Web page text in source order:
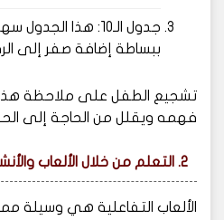
جدول الـ10: هذا
ببساطة إضافة صفر إلى
تشجيع الطفل على ملاحظة هذه
فهمه ويقلل من الحاجة إلى
2. التعلم من خلال الألعاب والأنشطة التفاعلية.
الألعاب التفاعلية هي وسيلة